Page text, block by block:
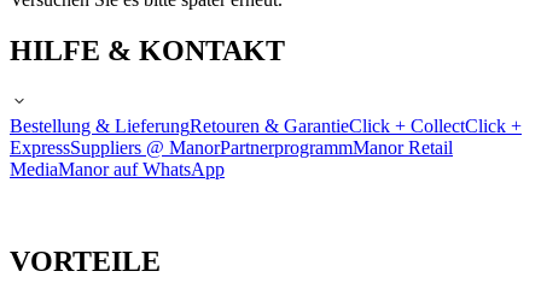
HILFE & KONTAKT
Bestellung & LieferungRetouren & GarantieClick + CollectClick +
ExpressSuppliers @ ManorPartnerprogrammManor Retail
MediaManor auf WhatsApp
VORTEILE